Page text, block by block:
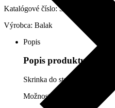
pre
okruhov,
Katalógové číslo:SZP-7
Výrobca: Balak
Popis
Popis produktu
Skrinka do steny pre
Možnosti nastavenia: